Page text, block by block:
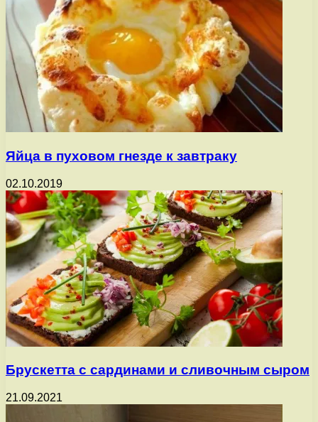
Яйца в пуховом гнезде к завтраку
02.10.2019
Брускетта с сардинами и сливочным сыром
21.09.2021